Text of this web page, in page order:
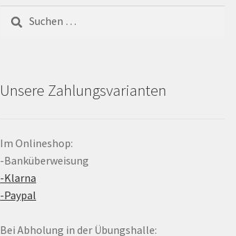
nach:
Unsere Zahlungsvarianten
Im Onlineshop:
-Banküberweisung
-Klarna
-Paypal
Bei Abholung in der Übungshalle: